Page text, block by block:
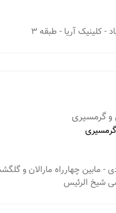
کلینیک آریا - طبقه 3
گرمسیری
- مابین چهارراه مارالان و
شیخ الرئیس